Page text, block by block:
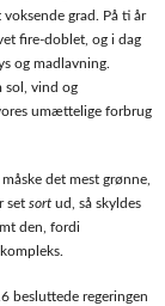
grad. På ti år
fire-doblet, og i dag
og madlavning.
sol, vind og
umættelige forbrug
, måske det mest grønne,
set sort ud, så skyldes
den, fordi
kompleks.
besluttede regeringen